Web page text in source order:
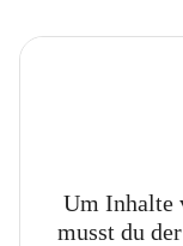
Um Inhalte
musst du